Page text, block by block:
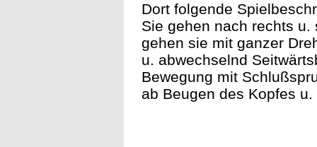
Dort folgende
Sie gehen nach rechts
gehen sie mit ganzer
u. abwechselnd
Bewegung mit
ab Beugen des Kopfes